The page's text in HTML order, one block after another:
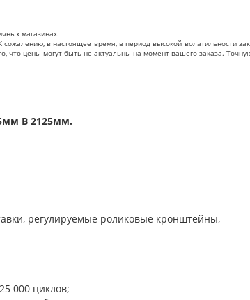
магазинах.
в настоящее время, в период высокой волатильности
цены могут быть не актуальны на момент вашего заказа.
В 2125мм.
регулируемые роликовые кронштейны,
000 циклов;